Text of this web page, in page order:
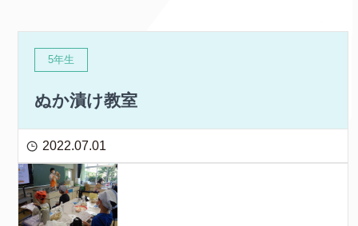
5年生
ぬか漬け教室
2022.07.01